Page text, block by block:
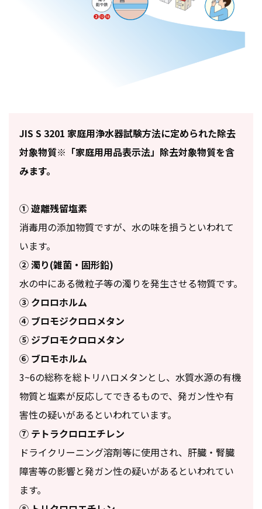
JIS S 3201 家庭用浄水器試験方法に定められた除去
対象物質※「家庭用用品表示法」除去対象物質を含
みます。
① 遊離残留塩素
消毒用の添加物質ですが、水の味を損うといわれて
います。
② 濁り(雑菌・固形鉛)
水の中にある微粒子等の濁りを発生させる物質です。
③ クロロホルム
④ ブロモジクロロメタン
⑤ ジブロモクロロメタン
⑥ ブロモホルム
3~6の総称を総トリハロメタンとし、水質水源の有機
物質と塩素が反応してできるもので、発ガン性や有
害性の疑いがあるといわれています。
⑦ テトラクロロエチレン
ドライクリーニング溶剤等に使用され、肝臓・腎臓
障害等の影響と発ガン性の疑いがあるといわれてい
ます。